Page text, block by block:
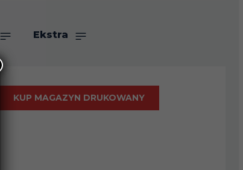
Ekstra
KUP MAGAZYN DRUKOWANY